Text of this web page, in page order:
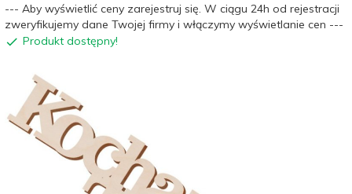
--- Aby wyświetlić ceny zarejestruj się. W ciągu 24h od rejestracji
zweryfikujemy dane Twojej firmy i włączymy wyświetlanie cen ---
Produkt dostępny!